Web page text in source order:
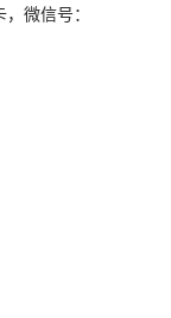
微信号：